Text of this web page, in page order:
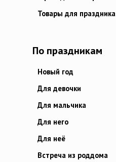
Товары для праздника
По праздникам
Новый год
Для девочки
Для мальчика
Для него
Для неё
Встреча из роддома